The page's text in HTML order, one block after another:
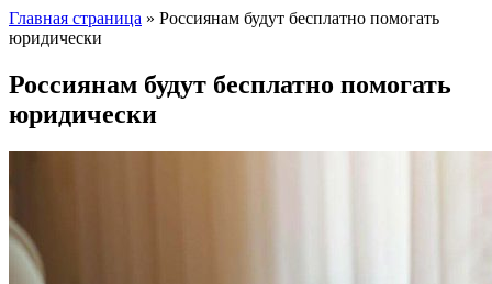
Главная страница » Россиянам будут бесплатно помогать
юридически
Россиянам будут бесплатно помогать
юридически